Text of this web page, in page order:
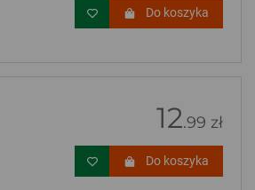
Do koszyka
12.99 zł
Do koszyka